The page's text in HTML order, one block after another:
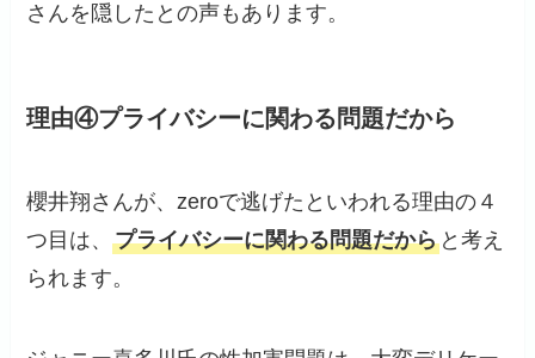
さんを隠したとの声もあります。
理由④プライバシーに関わる問題だから
櫻井翔さんが、zeroで逃げたといわれる理由の４
つ目は、プライバシーに関わる問題だから と考え
られます。